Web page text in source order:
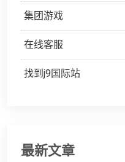
集团游戏
在线客服
找到j9国际站
最新文章